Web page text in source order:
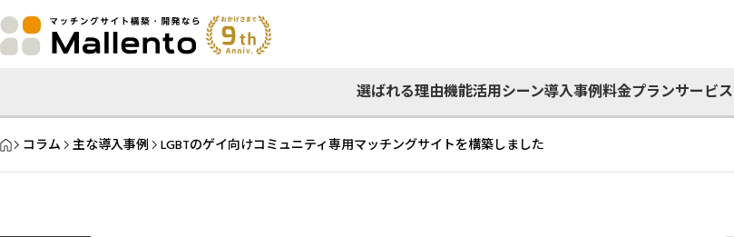
選ばれる理由機能活用シーン導入事例料金プランサービス
HOME
コラム 主な導入事例 LGBTのゲイ向けコミュニティ専用マッチングサイトを構築しました